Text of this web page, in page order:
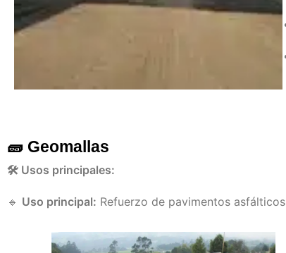
🧱 Geomallas
🛠️ Usos principales:
🔹 Uso principal: Refuerzo de pavimentos asfálticos